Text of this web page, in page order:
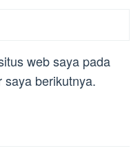
web saya pada
saya berikutnya.